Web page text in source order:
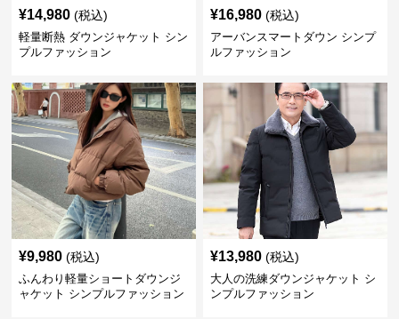
¥14,980 (税込)
軽量断熱 ダウンジャケット シン
プルファッション
¥16,980 (税込)
アーバンスマートダウン シンプ
ルファッション
¥9,980 (税込)
ふんわり軽量ショートダウンジ
ャケット シンプルファッション
¥13,980 (税込)
大人の洗練ダウンジャケット シ
ンプルファッション